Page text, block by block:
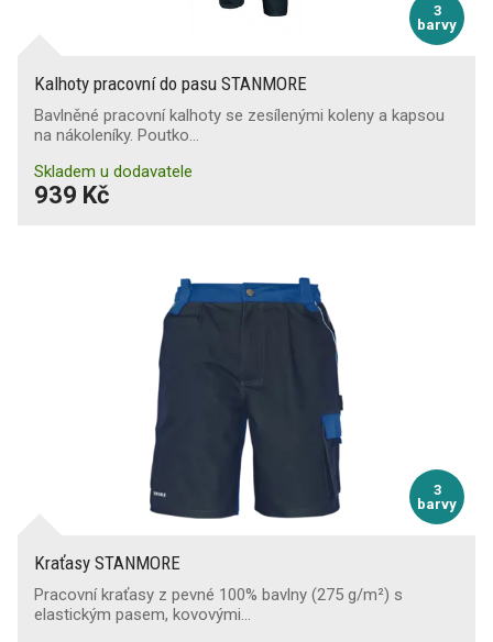
3
barvy
Kalhoty pracovní do pasu STANMORE
Bavlněné pracovní kalhoty se zesílenými koleny a kapsou
na nákoleníky. Poutko…
Skladem u dodavatele
939 Kč
3
barvy
Kraťasy STANMORE
Pracovní kraťasy z pevné 100% bavlny (275 g/m²) s
elastickým pasem, kovovými…